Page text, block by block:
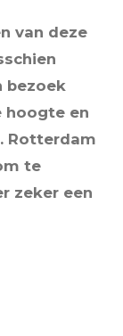
van deze
bezoek
hoogte en
Rotterdam
te
zeker een